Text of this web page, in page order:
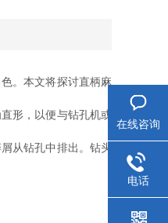
。本文将探讨直柄麻
形，以便与钻孔机或
从钻孔中排出。钻头
在线咨询
电话